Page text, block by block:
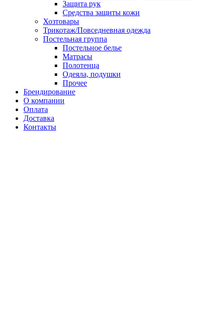
Защита рук
Средства защиты кожи
Хозтовары
Трикотаж/Повседневная одежда
Постельная группа
Постельное белье
Матрасы
Полотенца
Одеяла, подушки
Прочее
Брендирование
О компании
Оплата
Доставка
Контакты